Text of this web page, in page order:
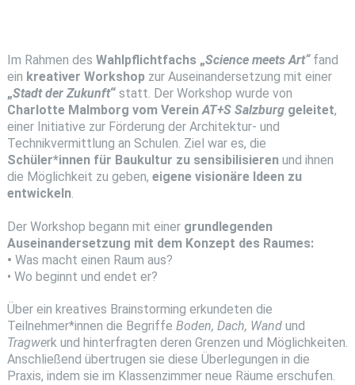
Im Rahmen des Wahlpflichtfachs „Science meets Art“ fand
ein kreativer Workshopzur Auseinandersetzung mit einer
„Stadt der Zukunft“statt. Der Workshop wurde von
Charlotte Malmborg vom Verein AT+S Salzburggeleitet,
einer Initiative zur Förderung der Architektur- und
Technikvermittlung an Schulen. Ziel war es, die
Schüler*innen für Baukultur zu sensibilisierenund ihnen
die Möglichkeit zu geben, eigene visionäre Ideen zu
entwickeln.
Der Workshop begann mit einer grundlegenden
Auseinandersetzung mit dem Konzept des Raumes:
• Was macht einen Raum aus?
• Wo beginnt und endet er?
Über ein kreatives Brainstorming erkundeten die
Teilnehmer*innen die Begriffe Boden, Dach, Wandund
Tragwerk und hinterfragten deren Grenzen und Möglichkeiten.
Anschließend übertrugen sie diese Überlegungen in die
Praxis, indem sie im Klassenzimmer neue Räume erschufen.